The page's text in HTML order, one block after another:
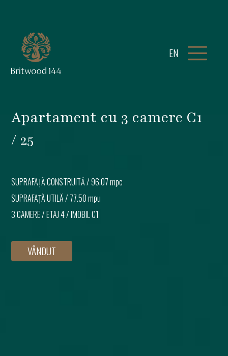
EN
Apartament cu 3 camere C1
/ 25
SUPRAFAȚĂ CONSTRUITĂ /96.07 mpc
SUPRAFAȚĂ UTILĂ / 77.50 mpu
3 CAMERE/ETAJ 4/ IMOBIL C1
VÂNDUT